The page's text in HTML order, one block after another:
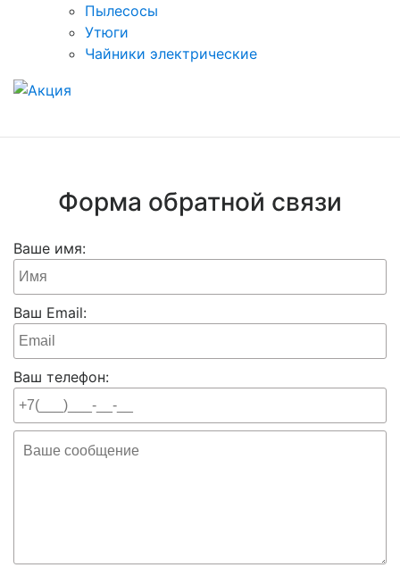
Пылесосы
Утюги
Чайники электрические
Форма обратной связи
Ваше имя:
Ваш Email:
Ваш телефон: